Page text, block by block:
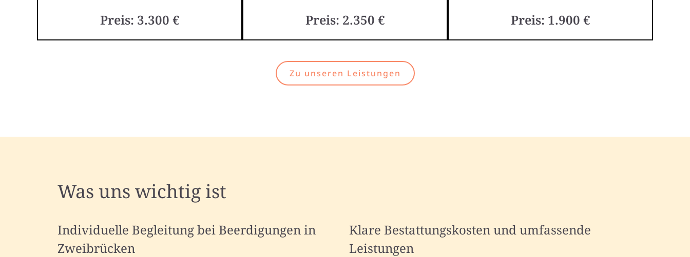
Preis: 3.300 €
Preis: 2.350 €
Preis: 1.900 €
Zu unseren Leistungen
Was uns wichtig ist
Individuelle Begleitung bei Beerdigungen in
Zweibrücken
Klare Bestattungskosten und umfassende
Leistungen